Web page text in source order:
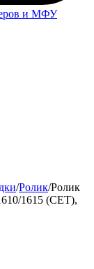
и МФУ
/Ролик/Ролик
1615 (CET),